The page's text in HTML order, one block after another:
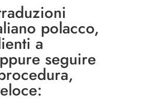
polacco,
a
seguire